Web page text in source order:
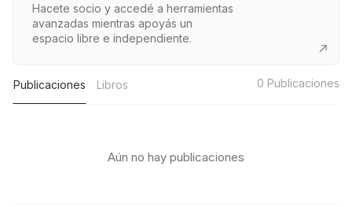
Hacete socio y accedé a herramientas
avanzadas mientras apoyás un
espacio libre e independiente.
Publicaciones Libros 0 Publicaciones
Aún no hay publicaciones